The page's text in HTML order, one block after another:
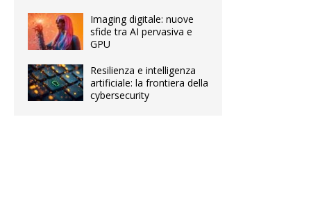
Imaging digitale: nuove
sfide tra AI pervasiva e
GPU
Resilienza e intelligenza
artificiale: la frontiera della
cybersecurity